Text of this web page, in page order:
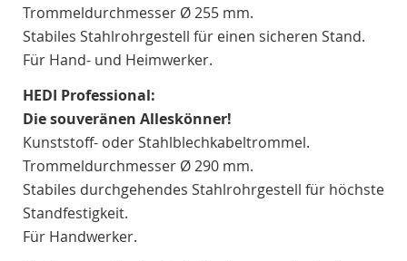
Trommeldurchmesser Ø 255 mm.
Stabiles Stahlrohrgestell für einen sicheren Stand.
Für Hand- und Heimwerker.
HEDI Professional:
Die souveränen Alleskönner!
Kunststoff- oder Stahlblechkabeltrommel.
Trommeldurchmesser Ø 290 mm.
Stabiles durchgehendes Stahlrohrgestell für höchste
Standfestigkeit.
Für Handwerker.